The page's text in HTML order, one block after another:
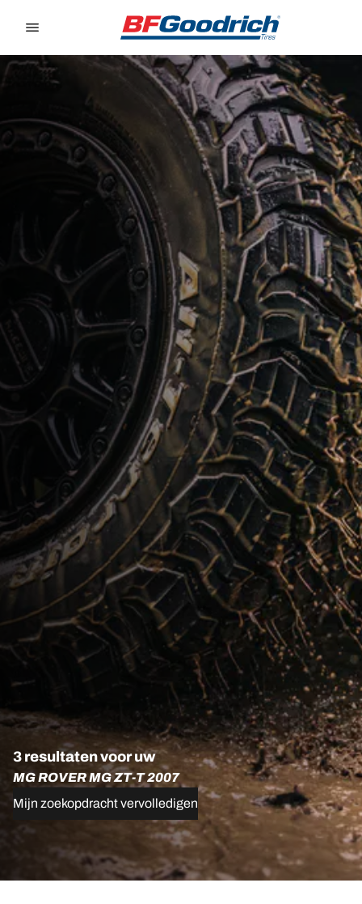
3 resultaten voor uw
MG ROVER MG ZT-T 2007
Mijn zoekopdracht vervolledigen